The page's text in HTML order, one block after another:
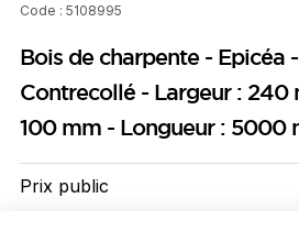
Code : 5108995
Bois de charpente - Epicéa
Contrecollé - Largeur : 240
100 mm - Longueur : 5000
Prix public